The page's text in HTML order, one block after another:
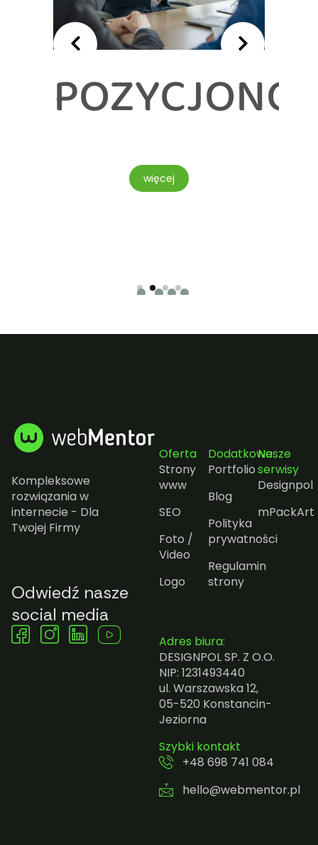
więcej
Kompleksowe
rozwiązania w
internecie - Dla
Twojej Firmy
Odwiedź nasze
social media
Oferta
Strony
www
SEO
Foto /
Video
Logo
Dodatkowe
Portfolio
Blog
Polityka
prywatności
Regulamin
strony
Nasze
serwisy
Designpol
mPackArt
Adres biura:
DESIGNPOL SP. Z O.O.
NIP: 1231493440
ul. Warszawska 12,
05-520 Konstancin-
Jeziorna
Szybki kontakt
+48 698 741 084
hello@webmentor.pl